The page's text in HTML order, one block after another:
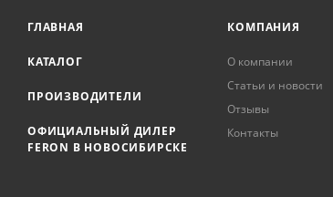
ГЛАВНАЯ
КАТАЛОГ
ПРОИЗВОДИТЕЛИ
ОФИЦИАЛЬНЫЙ ДИЛЕР
FERON В НОВОСИБИРСКЕ
КОМПАНИЯ
О компании
Статьи и новости
Отзывы
Контакты